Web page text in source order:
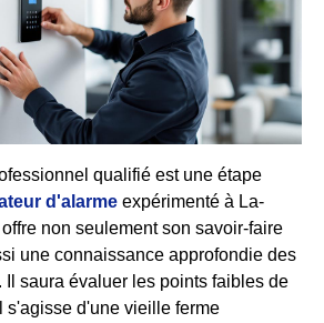
qualifié est une étape
d'alarme expérimenté à La-
non seulement son savoir-faire
une connaissance approfondie des
saura évaluer les points faibles de
s'agisse d'une vieille ferme